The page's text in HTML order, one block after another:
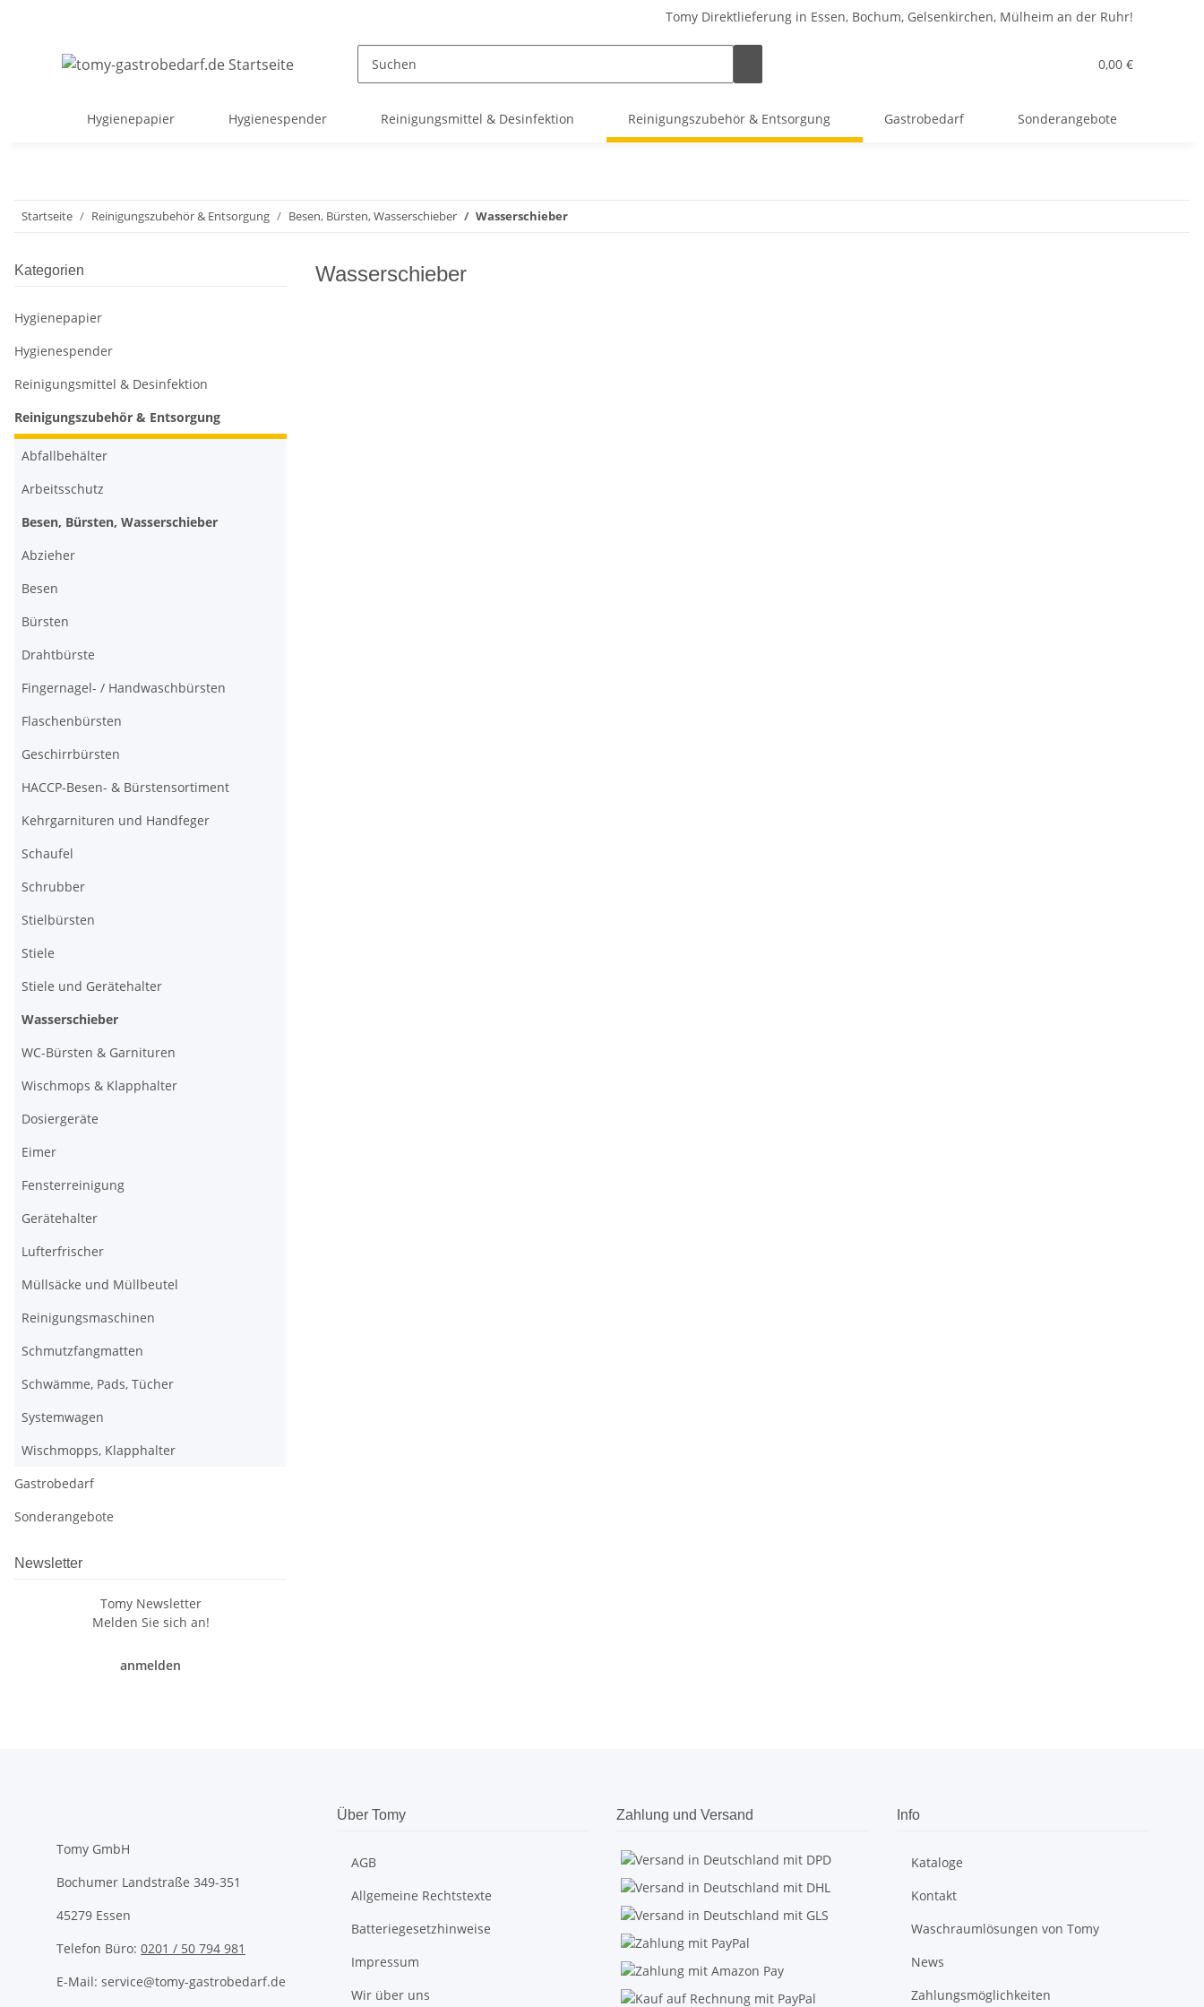
Tomy Direktlieferung in Essen, Bochum, Gelsenkirchen, Mülheim an der Ruhr!
0,00 €
Hygienepapier Hygienespender Reinigungsmittel & Desinfektion Reinigungszubehör & Entsorgung Gastrobedarf Sonderangebote
Startseite Reinigungszubehör & Entsorgung Besen, Bürsten, Wasserschieber Wasserschieber
Wasserschieber
Kategorien
Hygienepapier
Hygienespender
Reinigungsmittel & Desinfektion
Reinigungszubehör & Entsorgung
Abfallbehälter
Arbeitsschutz
Besen, Bürsten, Wasserschieber
Abzieher
Besen
Bürsten
Drahtbürste
Fingernagel- / Handwaschbürsten
Flaschenbürsten
Geschirrbürsten
HACCP-Besen- & Bürstensortiment
Kehrgarnituren und Handfeger
Schaufel
Schrubber
Stielbürsten
Stiele
Stiele und Gerätehalter
Wasserschieber
WC-Bürsten & Garnituren
Wischmops & Klapphalter
Dosiergeräte
Eimer
Fensterreinigung
Gerätehalter
Lufterfrischer
Müllsäcke und Müllbeutel
Reinigungsmaschinen
Schmutzfangmatten
Schwämme, Pads, Tücher
Systemwagen
Wischmopps, Klapphalter
Gastrobedarf
Sonderangebote
Newsletter
Tomy Newsletter
Melden Sie sich an!
anmelden
Tomy GmbH
Bochumer Landstraße 349-351
45279 Essen
Telefon Büro: 0201 / 50 794 981
E-Mail: service@tomy-gastrobedarf.de
Über Tomy
AGB
Allgemeine Rechtstexte
Batteriegesetzhinweise
Impressum
Wir über uns
Zahlung und Versand Info
Kataloge
Kontakt
Waschraumlösungen von Tomy
News
Zahlungsmöglichkeiten